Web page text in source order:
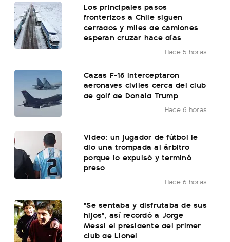
Los principales pasos
fronterizos a Chile siguen
cerrados y miles de camiones
esperan cruzar hace días
Hace 5 horas
Cazas F-16 interceptaron
aeronaves civiles cerca del club
de golf de Donald Trump
Hace 6 horas
Video: un jugador de fútbol le
dio una trompada al árbitro
porque lo expulsó y terminó
preso
Hace 6 horas
"Se sentaba y disfrutaba de sus
hijos", así recordó a Jorge
Messi el presidente del primer
club de Lionel